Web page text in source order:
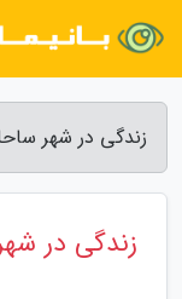
زندگی در شهر
زندگی در